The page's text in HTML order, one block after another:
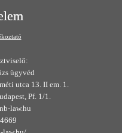
ügyvéd
utca 13. II em. 1.
Pf. 1/1.
law.hu